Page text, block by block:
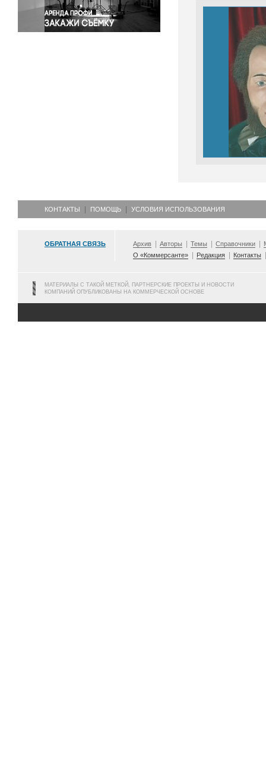
Экономика и бизнес
КОНТАКТЫ ПОМОЩЬ УСЛОВИЯ ИСПОЛЬЗОВАНИЯ
ОБРАТНАЯ СВЯЗЬ Архив Авторы Темы Справочники
О «Коммерсанте»
Редакция Контакты
МАТЕРИАЛЫ С ТАКОЙ МЕТКОЙ, ПАРТНЕРСКИЕ ПРОЕКТЫ И НОВОСТИ
КОМПАНИЙ ОПУБЛИКОВАНЫ НА КОММЕРЧЕСКОЙ ОСНОВЕ